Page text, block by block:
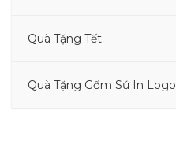
Quà Tặng Tết
Quà Tặng Gốm Sứ In Logo
–